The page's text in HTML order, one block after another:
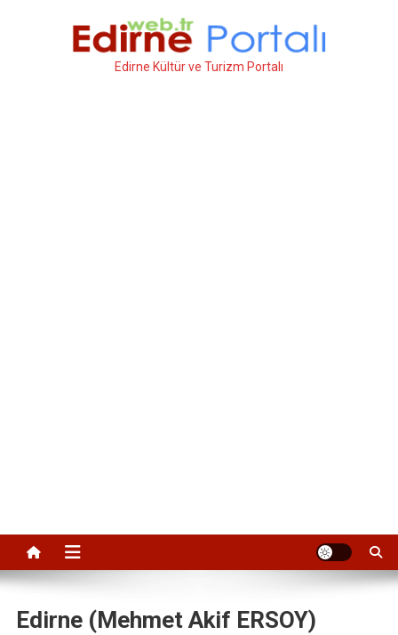
Edirne Kültür ve Turizm Portalı
Edirne (Mehmet Akif ERSOY)